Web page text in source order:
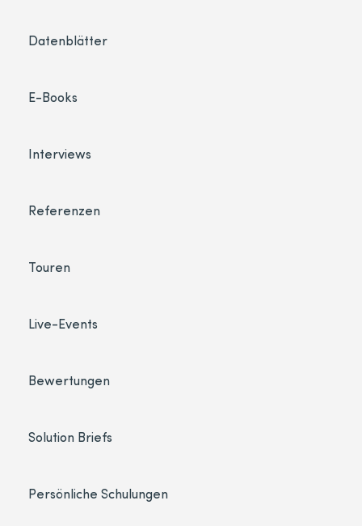
Datenblätter
E-Books
Interviews
Referenzen
Touren
Live-Events
Bewertungen
Solution Briefs
Persönliche Schulungen